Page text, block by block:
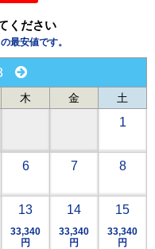
ください
最安値です。
木 金 土
1
6 7 8
13
33,340
円
14
33,340
円
15
33,340
円